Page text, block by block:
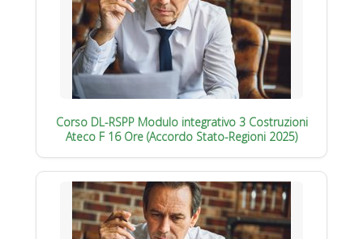
Corso DL-RSPP Modulo integrativo 3 Costruzioni
Ateco F 16 Ore (Accordo Stato-Regioni 2025)